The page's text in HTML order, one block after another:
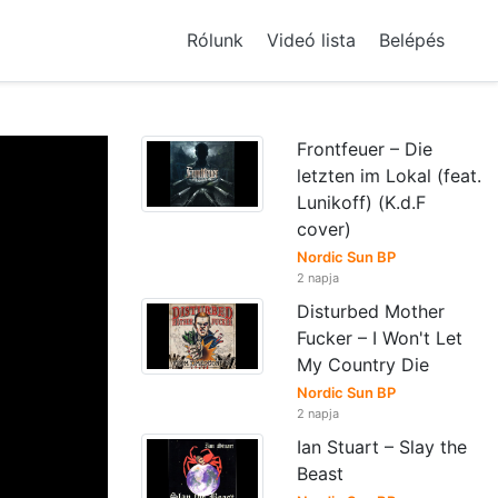
Rólunk Videó lista Belépés
Frontfeuer – Die
letzten im Lokal (feat.
Lunikoff) (K.d.F
cover)
Nordic Sun BP
2 napja
Disturbed Mother
Fucker – I Won't Let
My Country Die
Nordic Sun BP
2 napja
Ian Stuart – Slay the
Beast